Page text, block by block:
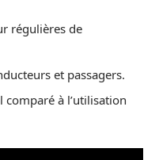
régulières de
et passagers.
à l’utilisation